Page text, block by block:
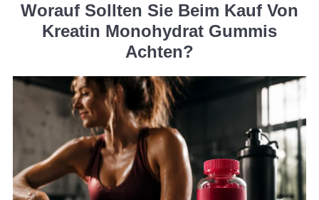
Worauf Sollten Sie Beim Kauf Von
Kreatin Monohydrat Gummis
Achten?